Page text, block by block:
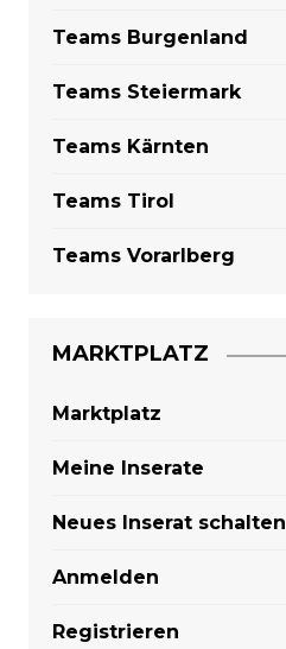
Teams Burgenland
Teams Steiermark
Teams Kärnten
Teams Tirol
Teams Vorarlberg
MARKTPLATZ
Marktplatz
Meine Inserate
Neues Inserat schalten
Anmelden
Registrieren